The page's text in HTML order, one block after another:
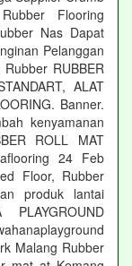
Flooring
Nas Dapat
Pelanggan
RUBBER
ALAT
Banner.
kenyamanan
ROLL MAT
24 Feb
Floor, Rubber
produk lantai
Malang Rubber